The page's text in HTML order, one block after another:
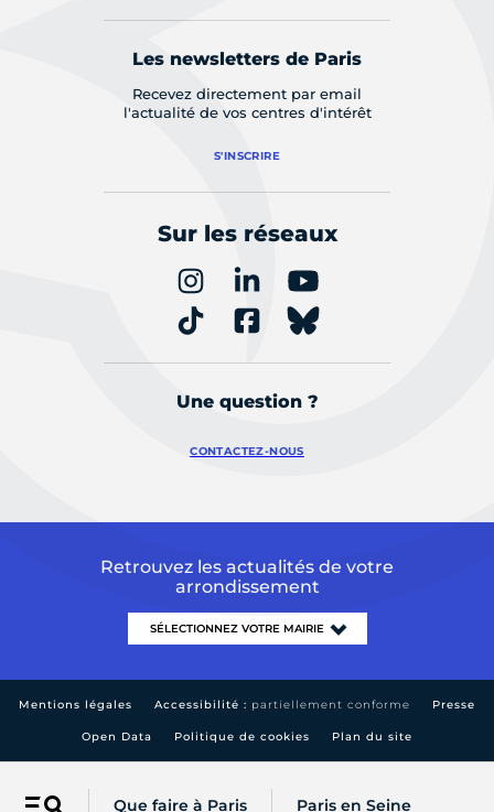
Que faire à Paris Paris en Seine
Les newsletters de Paris
Recevez directement par email
l'actualité de vos centres d'intérêt
S'INSCRIRE
Sur les réseaux
Une question ?
CONTACTEZ-NOUS
Retrouvez les actualités de votre
arrondissement
Mentions légales Accessibilité : partiellement conforme Presse
Open Data Politique de cookies Plan du site